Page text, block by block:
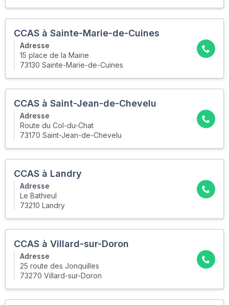
CCAS à Sainte-Marie-de-Cuines
Adresse
15 place de la Mairie
73130 Sainte-Marie-de-Cuines
CCAS à Saint-Jean-de-Chevelu
Adresse
Route du Col-du-Chat
73170 Saint-Jean-de-Chevelu
CCAS à Landry
Adresse
Le Bathieul
73210 Landry
CCAS à Villard-sur-Doron
Adresse
25 route des Jonquilles
73270 Villard-sur-Doron